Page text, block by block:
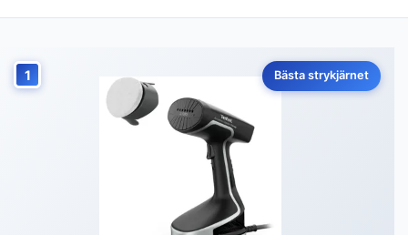
1 Bästa strykjärnet